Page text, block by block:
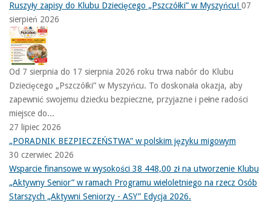
Ruszyły zapisy do Klubu Dziecięcego „Pszczółki” w Myszyńcu! 07
sierpień 2026
Od 7 sierpnia do 17 sierpnia 2026 roku trwa nabór do Klubu
Dziecięcego „Pszczółki” w Myszyńcu. To doskonała okazja, aby
zapewnić swojemu dziecku bezpieczne, przyjazne i pełne radości
miejsce do...
27 lipiec 2026
„PORADNIK BEZPIECZEŃSTWA” w polskim języku migowym
30 czerwiec 2026
Wsparcie finansowe w wysokości 38 448,00 zł na utworzenie Klubu
„Aktywny Senior” w ramach Programu wieloletniego na rzecz Osób
Starszych „Aktywni Seniorzy - ASY” Edycja 2026.